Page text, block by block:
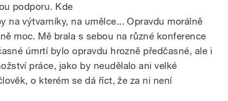
podporu. Kde
na výtvarníky, na umělce... Opravdu morálně
moc. Mě brala s sebou na různé konference
úmrtí bylo opravdu hrozně předčasné, ale i
práce, jako by neudělalo ani velké
o kterém se dá říct, že za ni není